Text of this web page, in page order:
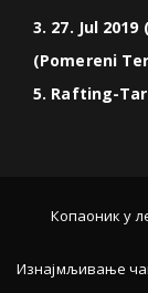
3. 27. Jul
(Pomereni
5. Rafting-
Копаоник у
Изнајмљивање